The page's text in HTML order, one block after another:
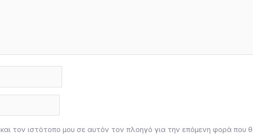
τον ιστότοπο μου σε αυτόν τον πλοηγό για την επόμενη φορά που